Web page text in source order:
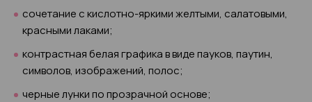
сочетание с кислотно-яркими желтыми, салатовыми,
красными лаками;
контрастная белая графика в виде пауков, паутин,
символов, изображений, полос;
черные лунки по прозрачной основе;